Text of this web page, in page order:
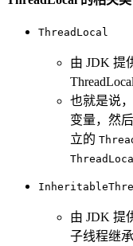
ThreadLocal
由 JDK 提
也就是说
变量，然
立的
由 JDK 提
子线程继